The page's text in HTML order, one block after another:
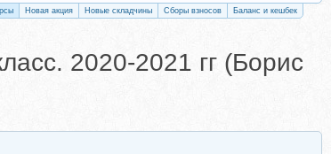
Новая акция Новые складчины Сборы взносов Баланс и кешбек
2020-2021 гг (Борис